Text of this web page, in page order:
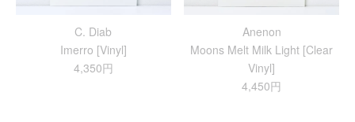
C. Diab
Imerro [Vinyl]
4,350円
Anenon
Moons Melt Milk Light [Clear
Vinyl]
4,450円